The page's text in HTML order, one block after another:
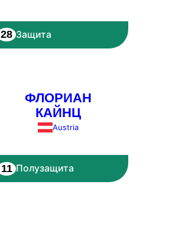
28 Защита
ФЛОРИАН
КАЙНЦ
Austria
11 Полузащита